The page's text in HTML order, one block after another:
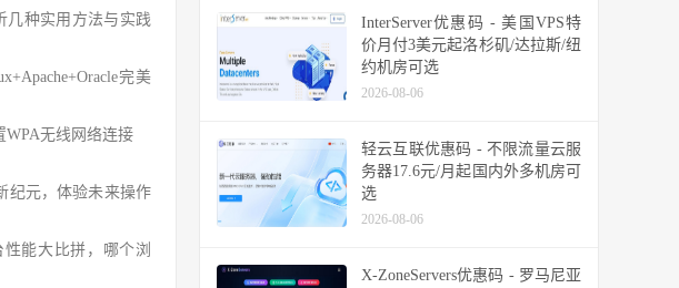
几种实用方法与实践
完美
WPA无线网络连接
纪元，体验未来操作
性能大比拼，哪个浏
InterServer优惠码 - 美国VPS特
价月付3美元起洛杉矶/达拉斯/纽
约机房可选
2026-08-06
轻云互联优惠码 - 不限流量云服
务器17.6元/月起国内外多机房可
选
2026-08-06
X-ZoneServers优惠码 - 罗马尼亚